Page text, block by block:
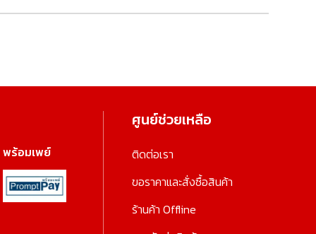
พร้อมเพย์
ศูนย์ช่วยเหลือ
ติดต่อเรา
ขอราคาและสั่งซื้อสินค้า
ร้านค้า Offline